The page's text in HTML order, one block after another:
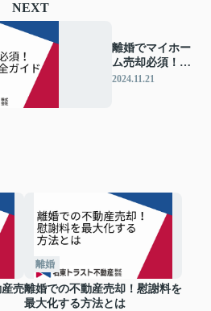
NEXT
離婚でマイホー
ム売却必須！不
動産手続き完全
2024.11.21
売
離婚
離婚での不動産売却！慰謝料を
最大化する方法とは